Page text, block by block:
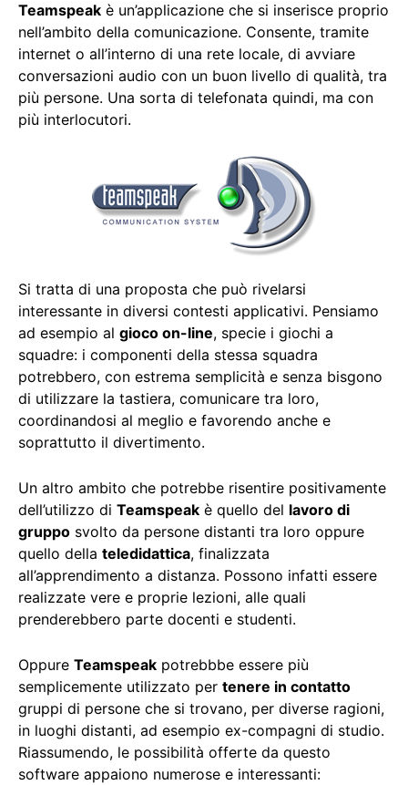
Teamspeak è un’applicazione che si inserisce proprio
nell’ambito della comunicazione. Consente, tramite
internet o all’interno di una rete locale, di avviare
conversazioni audio con un buon livello di qualità, tra
più persone. Una sorta di telefonata quindi, ma con
più interlocutori.
Si tratta di una proposta che può rivelarsi
interessante in diversi contesti applicativi. Pensiamo
ad esempio al gioco on-line, specie i giochi a
squadre: i componenti della stessa squadra
potrebbero, con estrema semplicità e senza bisgono
di utilizzare la tastiera, comunicare tra loro,
coordinandosi al meglio e favorendo anche e
soprattutto il divertimento.
Un altro ambito che potrebbe risentire positivamente
dell’utilizzo di Teamspeak è quello del lavoro di
gruppo svolto da persone distanti tra loro oppure
quello della teledidattica, finalizzata
all’apprendimento a distanza. Possono infatti essere
realizzate vere e proprie lezioni, alle quali
prenderebbero parte docenti e studenti.
Oppure Teamspeak potrebbbe essere più
semplicemente utilizzato per tenere in contatto
gruppi di persone che si trovano, per diverse ragioni,
in luoghi distanti, ad esempio ex-compagni di studio.
Riassumendo, le possibilità offerte da questo
software appaiono numerose e interessanti: